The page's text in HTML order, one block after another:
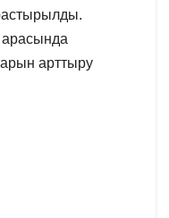
арасында
арттыру